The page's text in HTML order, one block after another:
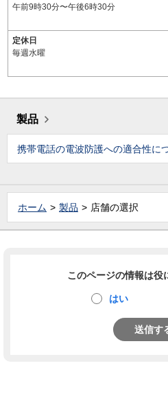
午前9時30分〜午後6時30分
定休日
毎週水曜
製品
携帯電話の電波防護への適合性に
ホーム 製品 店舗の選択
このページの情報は役
はい
送信す